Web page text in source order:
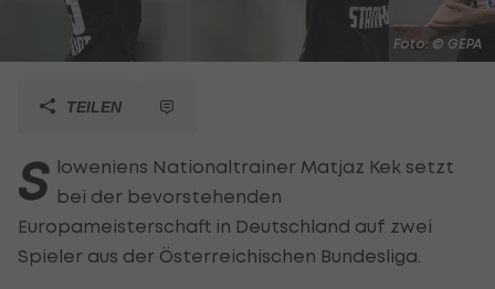
Foto: © GEPA
TEILEN
S loweniens Nationaltrainer Matjaz Kek setzt
bei der bevorstehenden
Europameisterschaft in Deutschland auf zwei
Spieler aus der Österreichischen Bundesliga.